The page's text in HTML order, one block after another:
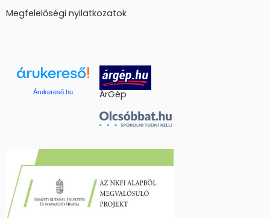
Megfelelőségi nyilatkozatok
Árukereső.hu ÁrGép